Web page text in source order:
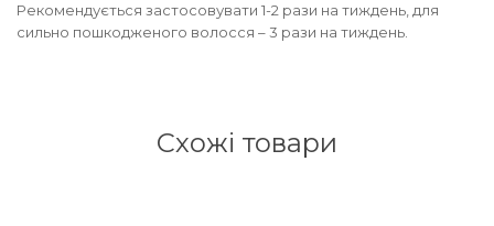
Рекомендується застосовувати 1-2 рази на тиждень, для
сильно пошкодженого волосся – 3 рази на тиждень.
Схожі товари
Освітлювальні засоби та окислювачі
Laboratoire Ducastel Subtil Blond